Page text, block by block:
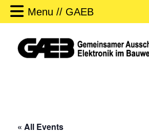
Menu // GAEB
« All Events